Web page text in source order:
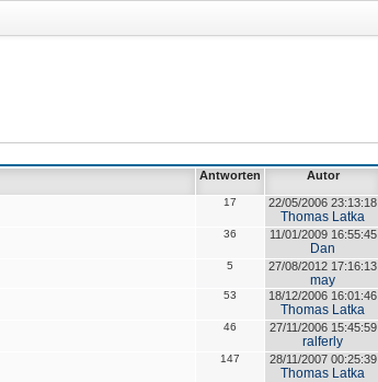
Antworten Autor
17 22/05/2006 23:13:18
Thomas Latka
36 11/01/2009 16:55:45
Dan
5 27/08/2012 17:16:13
may
53 18/12/2006 16:01:46
Thomas Latka
46 27/11/2006 15:45:59
ralferly
147 28/11/2007 00:25:39
Thomas Latka